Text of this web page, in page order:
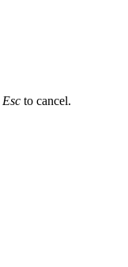
Esc to cancel.